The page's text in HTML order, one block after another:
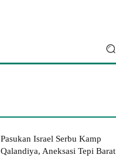
Pasukan Israel Serbu Kamp
Qalandiya, Aneksasi Tepi Barat